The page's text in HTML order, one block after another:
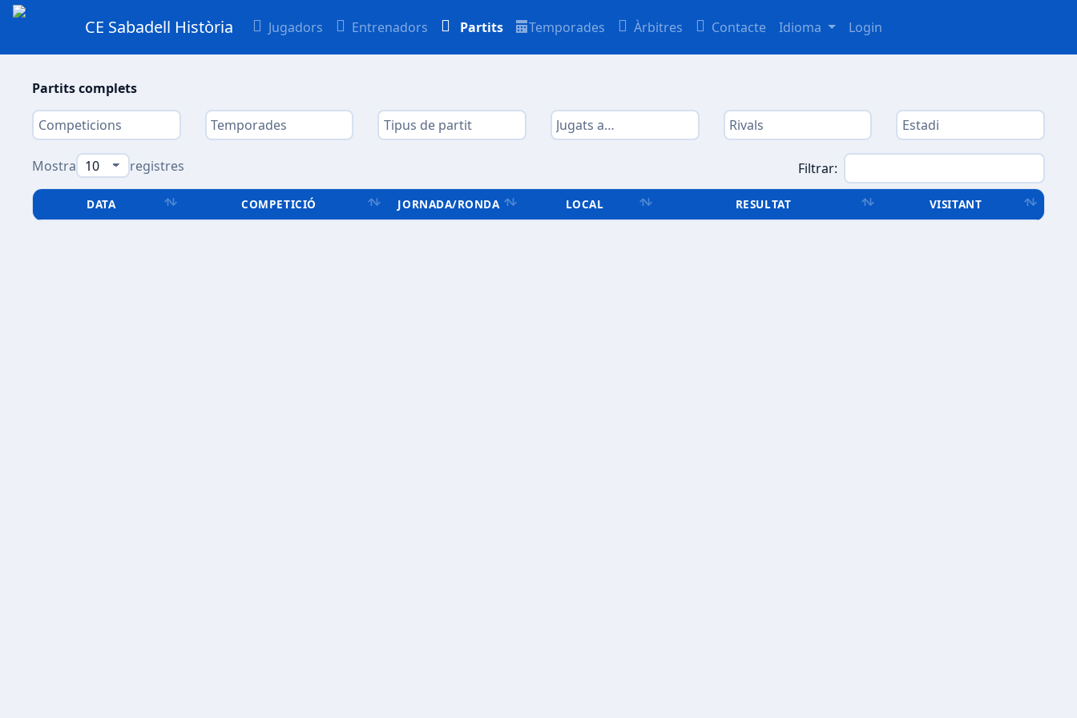
CE Sabadell Història Jugadors Entrenadors Partits Temporades Àrbitres Contacte Idioma Login
Partits complets
Mostra registres Filtrar:
DATA COMPETICIÓ JORNADA/RONDA LOCAL RESULTAT VISITANT